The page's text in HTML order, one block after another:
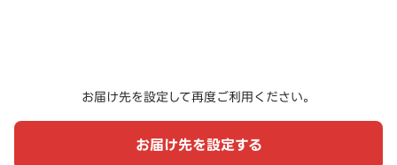
お届け先を設定して再度ご利用ください。
お届け先を設定する